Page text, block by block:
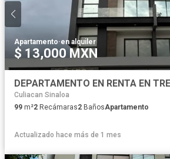
Apartamento·en alquiler
$ 13,000 MXN
DEPARTAMENTO EN RENTA EN
Culiacan Sinaloa
99 m²2 Recámaras2 BañosApartamento
Actualizado hace más de 1 mes